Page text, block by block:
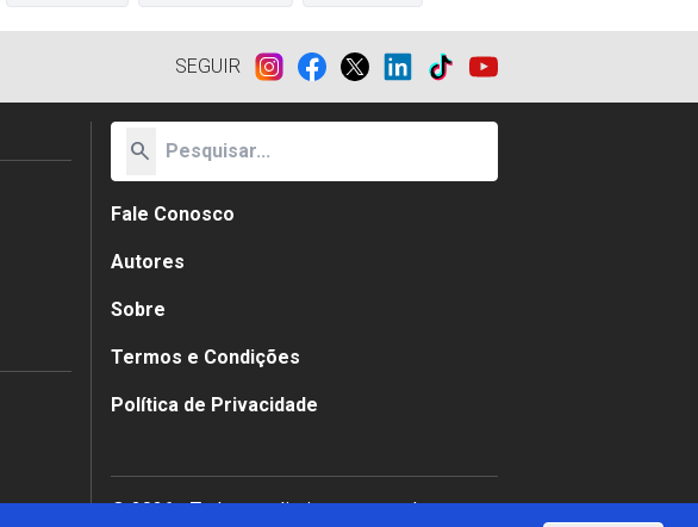
SEGUIR
search
Fale Conosco
Autores
Sobre
Termos e Condições
Política de Privacidade
© 2026 - Todos os direitos reservados